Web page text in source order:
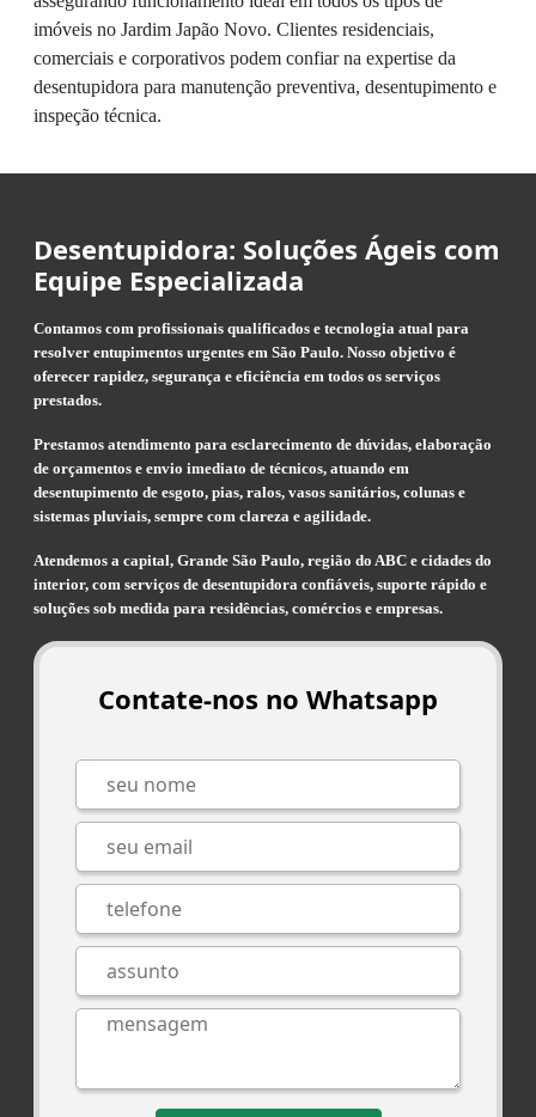
imóveis no Jardim Japão Novo. Clientes residenciais,
comerciais e corporativos podem confiar na expertise da
desentupidora para manutenção preventiva, desentupimento e
inspeção técnica.
Desentupidora: Soluções Ágeis com
Equipe Especializada
Contamos com profissionais qualificados e tecnologia atual para
resolver entupimentos urgentes em São Paulo. Nosso objetivo é
oferecer rapidez, segurança e eficiência em todos os serviços
prestados.
Prestamos atendimento para esclarecimento de dúvidas, elaboração
de orçamentos e envio imediato de técnicos, atuando em
desentupimento de esgoto, pias, ralos, vasos sanitários, colunas e
sistemas pluviais, sempre com clareza e agilidade.
Atendemos a capital, Grande São Paulo, região do ABC e cidades do
interior, com serviços de desentupidora confiáveis, suporte rápido e
soluções sob medida para residências, comércios e empresas.
Contate-nos no Whatsapp